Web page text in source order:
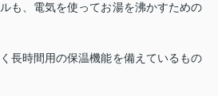
も、電気を使ってお湯を沸かすための
長時間用の保温機能を備えているもの